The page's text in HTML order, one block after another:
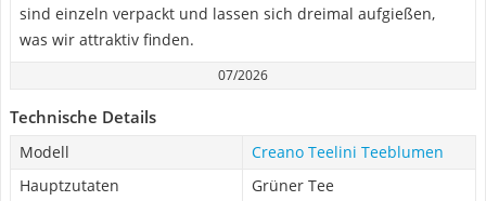
sind einzeln verpackt und lassen sich dreimal aufgießen,
was wir attraktiv finden.
07/2026
Technische Details
Modell
Creano Teelini Teeblumen
Hauptzutaten
Grüner Tee